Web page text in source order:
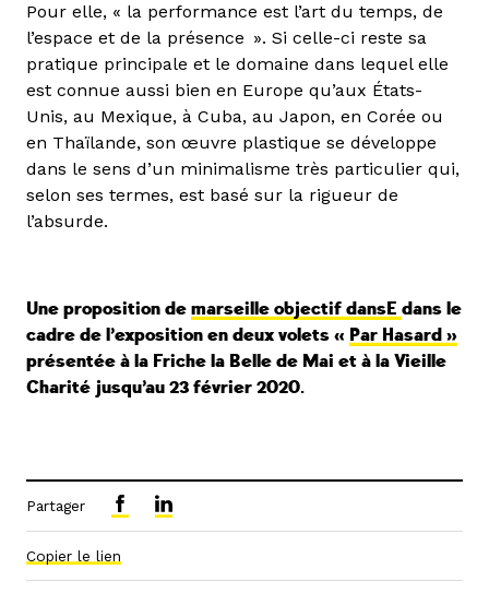
Pour elle, « la performance est l’art du temps, de
l’espace et de la présence ». Si celle-ci reste sa
pratique principale et le domaine dans lequel elle
est connue aussi bien en Europe qu’aux États-
Unis, au Mexique, à Cuba, au Japon, en Corée ou
en Thaïlande, son œuvre plastique se développe
dans le sens d’un minimalisme très particulier qui,
selon ses termes, est basé sur la rigueur de
l’absurde.
Une proposition de marseille objectif dansE dans le
cadre de l’exposition en deux volets « Par Hasard »
présentée à la Friche la Belle de Mai et à la Vieille
Charité jusqu’au 23 février 2020.
Partager
Copier le lien